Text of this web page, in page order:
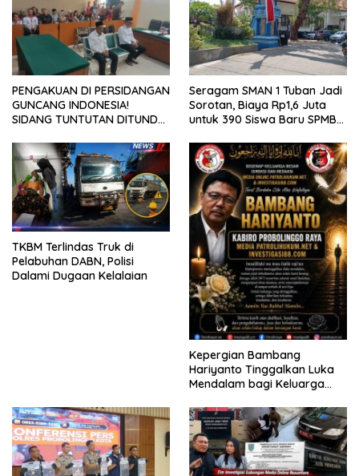
PENGAKUAN DI PERSIDANGAN
GUNCANG INDONESIA!
SIDANG TUNTUTAN DITUNDA,
MENGAMUK DI PN MALANG
Seragam SMAN 1 Tuban Jadi
Sorotan, Biaya Rp1,6 Juta
untuk 390 Siswa Baru SPMB
TKBM Terlindas Truk di
Pelabuhan DABN, Polisi
Dalami Dugaan Kelalaian
Kepergian Bambang
Hariyanto Tinggalkan Luka
Mendalam bagi Keluarga